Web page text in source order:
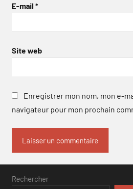
E-mail *
Site web
Enregistrer mon nom, mon e-
navigateur pour mon prochain
Rechercher